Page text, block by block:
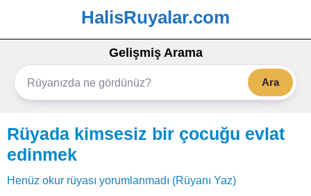
HalisRuyalar.com
Gelişmiş Arama
Ara
Rüyada kimsesiz bir çocuğu evlat
edinmek
Henüz okur rüyası yorumlanmadı (Rüyanı Yaz)